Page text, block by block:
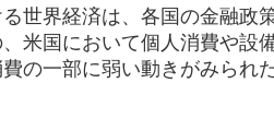
世界経済は、各国の金融
米国において個人消費や
の一部に弱い動きがみら